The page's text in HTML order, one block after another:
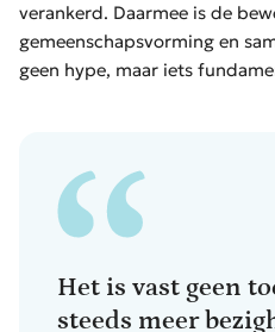
verankerd. Daarmee is de
gemeenschapsvorming en
geen hype, maar iets
Het is vast geen
steeds meer